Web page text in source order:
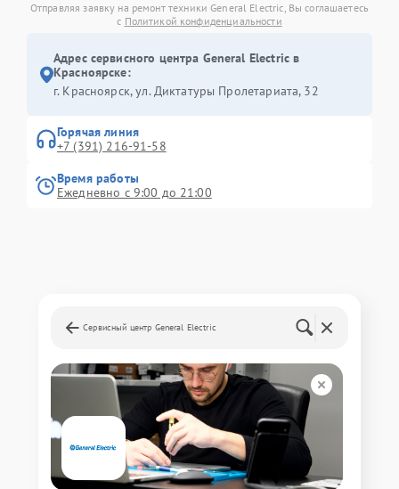
Отправляя заявку на ремонт техники General Electric, Вы соглашаетесь
с Политикой конфиденциальности
Адрес сервисного центра General Electric в
Красноярске:
г. Красноярск, ул. Диктатуры Пролетариата, 32
Горячая линия
+7 (391) 216-91-58
Время работы
Ежедневно с 9:00 до 21:00
Сервисный центр General Electric